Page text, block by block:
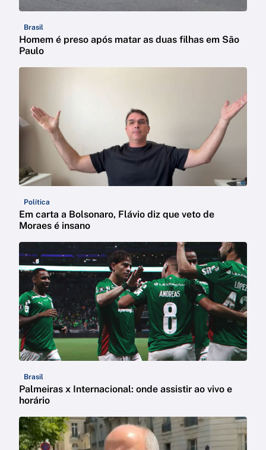
Brasil
Homem é preso após matar as duas filhas em São
Paulo
Política
Em carta a Bolsonaro, Flávio diz que veto de
Moraes é insano
Brasil
Palmeiras x Internacional: onde assistir ao vivo e
horário